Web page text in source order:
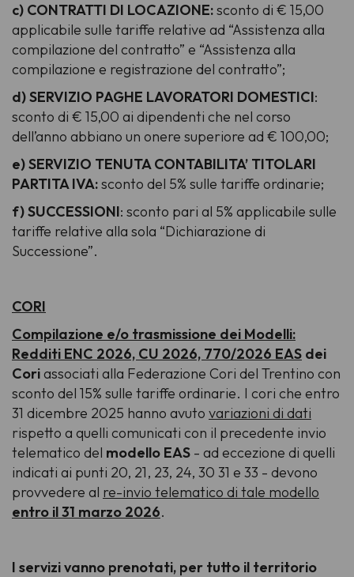
c) CONTRATTI DI LOCAZIONE:sconto di € 15,00
applicabile sulle tariffe relative ad “Assistenza alla
compilazione del contratto” e “Assistenza alla
compilazione e registrazione del contratto”;
d)SERVIZIO PAGHE LAVORATORI DOMESTICI:
sconto di € 15,00 ai dipendenti che nel corso
dell’anno abbiano un onere superiore ad € 100,00;
e)SERVIZIO TENUTA CONTABILITA’ TITOLARI
PARTITA IVA:sconto del 5% sulle tariffe ordinarie;
f)SUCCESSIONI: sconto pari al 5% applicabile sulle
tariffe relative alla sola “Dichiarazione di
Successione”.
CORI
Compilazione e/o trasmissione dei Modelli:
Redditi ENC 2026, CU 2026, 770/2026 EAS dei
Coriassociati alla Federazione Cori del Trentino con
sconto del 15% sulle tariffe ordinarie. I cori che entro
31 dicembre 2025 hanno avuto variazioni di dati
rispetto a quelli comunicati con il precedente invio
telematico del modello EAS - ad eccezione di quelli
indicati ai punti 20, 21, 23, 24, 30 31 e 33 - devono
provvedere al re-invio telematico di tale modello
entro il 31 marzo 2026.
I servizi vanno prenotati, per tutto il territorio